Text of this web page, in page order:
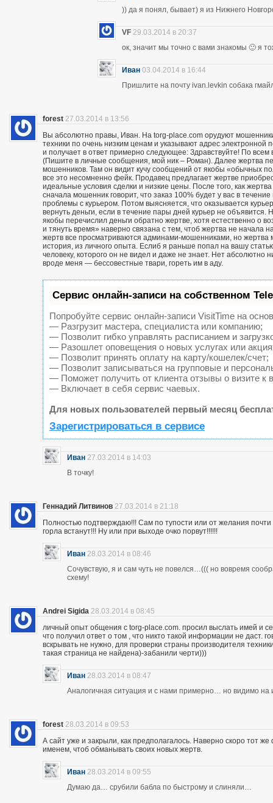
)) да я понял, бывает) я из Нижнего
VF 29.03.2014 в 20:37
ок, значит мы точно с вами знакомы 🙂 я
Иван 03.04.2014 в 16:44
Пришлите на почту ivan.levkin собака
forest 27.03.2014 в 13:56
Вы абсолютно правы, Иван. На torg-place.com орудуют
техники по очень низким ценам и указывают адрес
и получает в ответ примерно следующее: Здравствуйте! По
(Пишите в личные сообщения, мой ник – Роман). Далее жертва
мошенников. Там он видит кучу сообщений от якобы «обычных
все это несомненно фейк. Продавец предлагает жертве
идеальные условия сделки и низкие цены. После того, как
сначала мошенник говорит, что заказ 100% будет у вас в
проблемы с курьером. Потом выясняется, что оказывается
вернуть деньги, если в течение пары дней курьер не
якобы перечислил деньги обратно жертве, хотя естественно о
и тянуть время» наверно связана с тем, чтоб жертва не начала
жертв все просматриваются админами-мошенниками, но жертва
история, из личного опыта. Еслиб я раньше попал на вашу
человеку, которого он не видел и даже не знает. Нет
вроде меня — бессовестные твари, гореть им в аду.
Сервис онлайн-записи на собственном
Попробуйте сервис онлайн-записи VisitTime на
— Разгрузит мастера, специалиста или компанию;
— Позволит гибко управлять расписанием и
— Разошлет оповещения о новых услугах или
— Позволит принять оплату на карту/кошелек/счет;
— Позволит записываться на групповые и
— Поможет получить от клиента отзывы о визите к
— Включает в себя сервис чаевых.
Для новых пользователей первый месяц
Зарегистрироваться в сервисе
Иван 27.03.2014 в 14:03
В точку!
Геннадий Литвинов 27.03.2014 в 21:18
Полностью подтверждаю!!! Сам по тупости или от желания
горла встанут!!! Ну или при выходе очко порвут!!!!!!
Иван 28.03.2014 в 08:46
Сочувствую, я и сам чуть не повелся…((( но вовремя
схему!
Andrei Sigida 28.03.2014 в 08:45
личный опыт общения с torg-place.com. просил выслать имей и
что получил ответ о том , что никто такой информации не
вскрывать не нужно, для проверки страны производителя
такая страница не найдена)-забанили черти)))
Иван 28.03.2014 в 08:47
Аналогичная ситуация и с нами примерно… но видимо на
forest 28.03.2014 в 09:53
А сайт уже и закрыли, как предполагалось. Наверно скоро тот
именем, чтоб обманывать своих новых жертв.
Иван 28.03.2014 в 09:55
Думаю да… срубили бабла по быстрому и слиняли…